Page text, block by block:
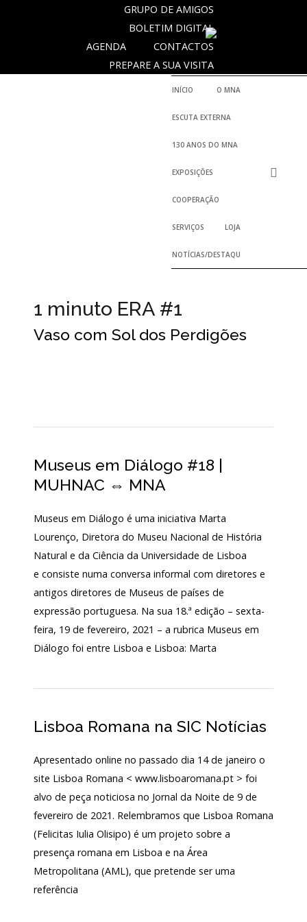
Login
ANOS
MNA
Exposições
Cooperação
Serviços
LOJA
GRUPO DE AMIGOS
BOLETIM DIGITAL
CONTACTOS
AGENDA
PREPARE A SUA VISITA
INÍCIO O MNA
ESCUTA EXTERNA
130 ANOS DO MNA
EXPOSIÇÕES
COOPERAÇÃO
SERVIÇOS LOJA
NOTÍCIAS/DESTAQUES
1 minuto ERA #1
Vaso com Sol dos Perdigões
Museus em Diálogo #18 |
MUHNAC ⇔ MNA
Museus em Diálogo é uma iniciativa Marta
Lourenço, Diretora do Museu Nacional de História
Natural e da Ciência da Universidade de Lisboa
e consiste numa conversa informal com diretores e
antigos diretores de Museus de países de
expressão portuguesa. Na sua 18.ª edição – sexta-
feira, 19 de fevereiro, 2021 – a rubrica Museus em
Diálogo foi entre Lisboa e Lisboa: Marta
Lisboa Romana na SIC Notícias
Apresentado online no passado dia 14 de janeiro o
site Lisboa Romana < www.lisboaromana.pt > foi
alvo de peça noticiosa no Jornal da Noite de 9 de
fevereiro de 2021. Relembramos que Lisboa Romana
(Felicitas Iulia Olisipo) é um projeto sobre a
presença romana em Lisboa e na Área
Metropolitana (AML), que pretende ser uma
referência